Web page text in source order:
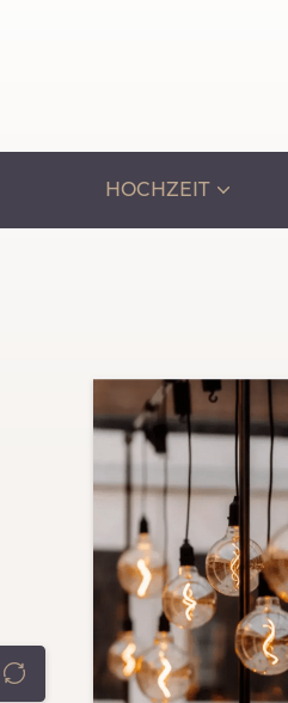
HOCHZEIT